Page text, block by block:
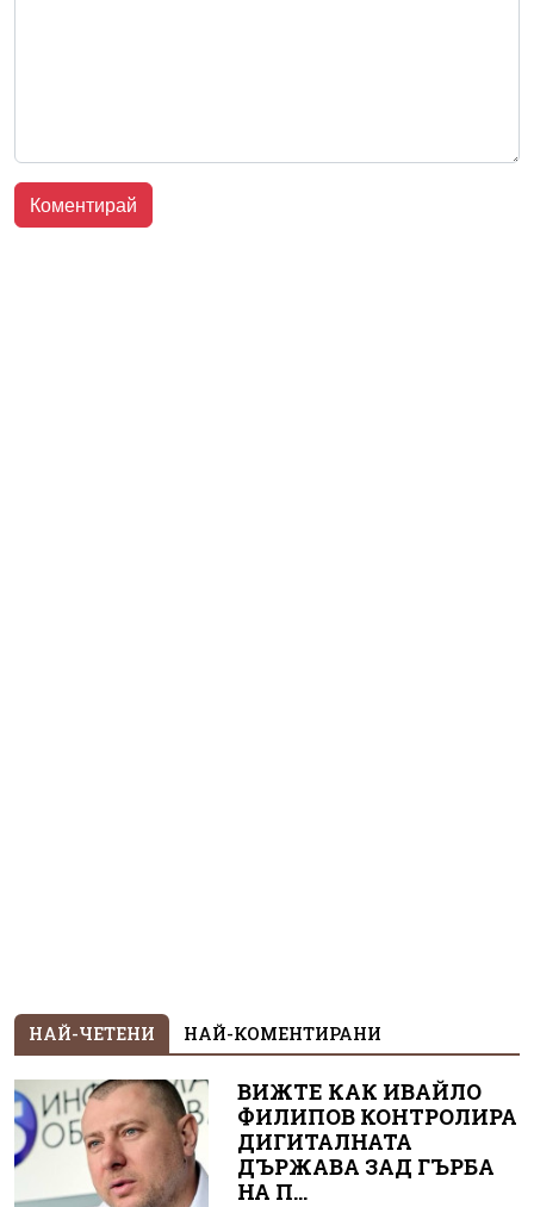
НАЙ-ЧЕТЕНИ НАЙ-КОМЕНТИРАНИ
ВИЖТЕ КАК ИВАЙЛО
ФИЛИПОВ КОНТРОЛИРА
ДИГИТАЛНАТА
ДЪРЖАВА ЗАД ГЪРБА
НА П...